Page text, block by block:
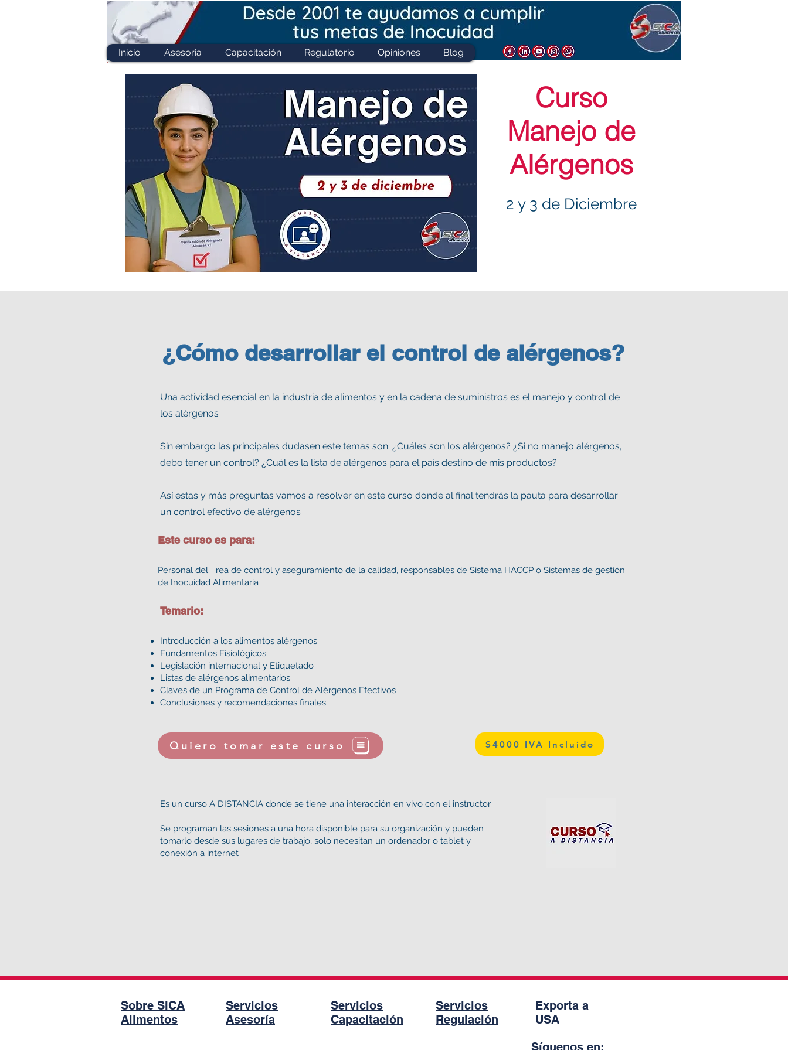
Inicio Asesoria Capacitación Regulatorio Opiniones Blog
Curso
Manejo de
Alérgenos​
2 y 3 de Diciembre
¿Cómo desarrollar el control de alérgenos?
Una actividad esencial en la industria de alimentos y en la cadena de suministros es el manejo y control de
los alérgenos
Sin embargo las principales dudasen este temas son: ¿Cuáles son los alérgenos? ¿Si no manejo alérgenos,
debo tener un control? ¿Cuál es la lista de alérgenos para el país destino de mis productos?
Así estas y más preguntas vamos a resolver en este curso donde al final tendrás la pauta para desarrollar
un control efectivo de alérgenos
Este curso es para:
Personal del rea de control y aseguramiento de la calidad, responsables de Sistema HACCP o Sistemas de gestión
de Inocuidad Alimentaria
Temario:
Introducción a los alimentos alérgenos
Fundamentos Fisiológicos
Legislación internacional y Etiquetado
Listas de alérgenos alimentarios
Claves de un Programa de Control de Alérgenos Efectivos
Conclusiones y recomendaciones finales
Quiero tomar este curso $4000 IVA Incluido
Es un curso A DISTANCIA donde se tiene una interacción en vivo con el instructor
Se programan las sesiones a una hora disponible para su organización y pueden
tomarlo desde sus lugares de trabajo, solo necesitan un ordenador o tablet y
conexión a internet
Sobre SICA
Alimentos
Servicios
Asesoría
Servicios
Capacitación
Servicios
Regulación
Exporta a
USA
Síguenos en: